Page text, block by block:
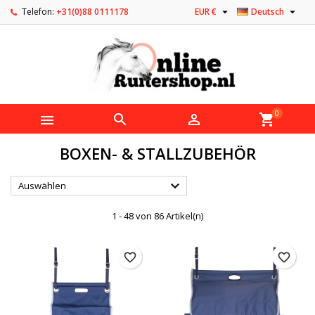
Telefon: +31(0)88 0111178 Deutsch 
EUR € 
   shopping_cart0
BOXEN- & STALLZUBEHÖR
Auswählen 
1 - 48 von 86 Artikel(n)
favorite_border favorite_border